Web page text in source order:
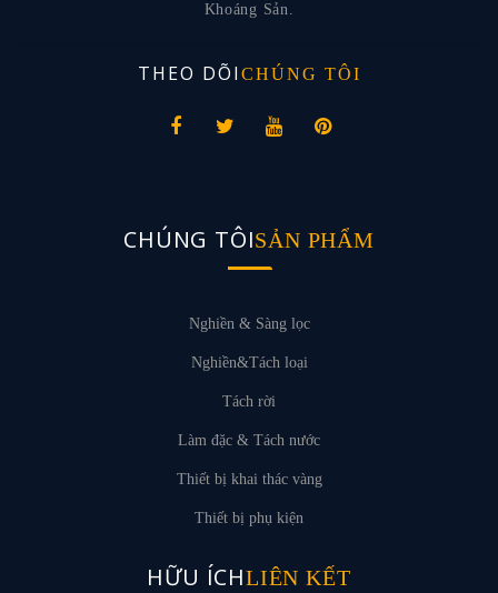
Khoáng Sản.
THEO DÕI CHÚNG TÔI
CHÚNG TÔISẢN PHẨM
Nghiền & Sàng lọc
Nghiền&Tách loại
Tách rời
Làm đặc & Tách nước
Thiết bị khai thác vàng
Thiết bị phụ kiện
HỮU ÍCHLIÊN KẾT